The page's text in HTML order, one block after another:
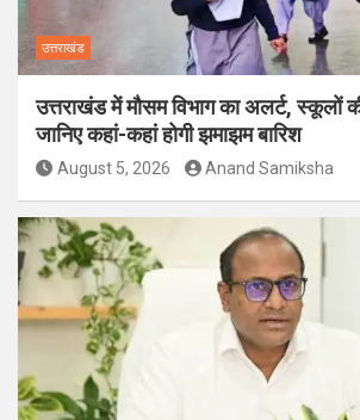
उत्तराखंड
उत्तराखंड में मौसम विभाग का अलर्ट,
जानिए कहां-कहां होगी झमाझम बारिश
August 5, 2026 Anand Samiksha